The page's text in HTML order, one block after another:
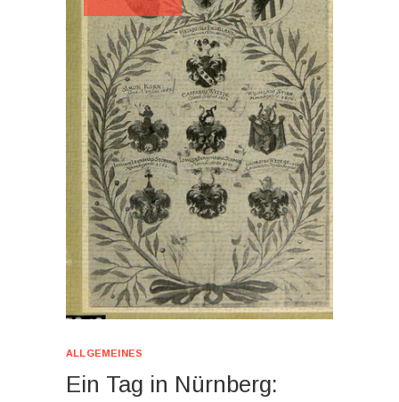
ALLGEMEINES
Ein Tag in Nürnberg: